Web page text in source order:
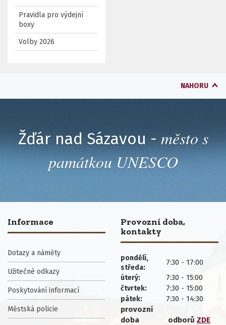
Pravidla pro výdejní
boxy
Volby 2026
NAHORU
Žďár nad Sázavou - město s
památkou UNESCO
Informace
Dotazy a náměty
Užitečné odkazy
Poskytování informací
Městská policie
Provozní doba,
kontakty
pondělí,
středa:
7:30 - 17:00
úterý: 7:30 - 15:00
čtvrtek: 7:30 - 15:00
pátek:
7:30 - 14:30
provozní
doba
odborů ZDE